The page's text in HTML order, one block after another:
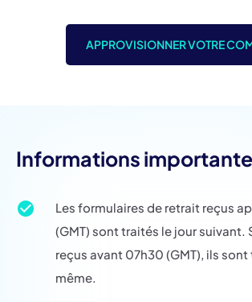
APPROVISIONNER VOTRE
Informations
Les formulaires de retrait reçus
(GMT) sont traités le jour suivant.
reçus avant 07h30 (GMT), ils
même.